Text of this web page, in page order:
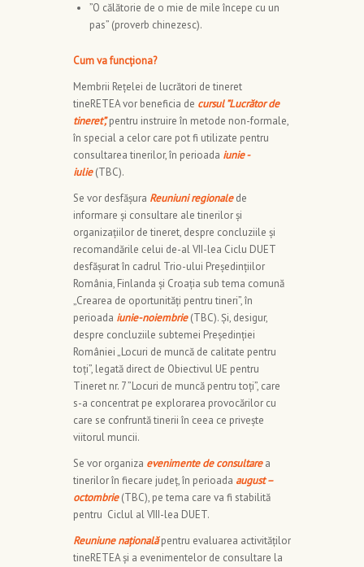
”O călătorie de o mie de mile începe cu un
pas” (proverb chinezesc).
Cum va funcționa?
Membrii Rețelei de lucrători de tineret
tineRETEA vor beneficia de cursul ”Lucrător de
tineret”,pentru instruire în metode non-formale,
în special a celor care pot fi utilizate pentru
consultarea tinerilor, în perioada iunie -
iulie(TBC).
Se vor desfășura Reuniuni regionalede
informare și consultare ale tinerilor și
organizațiilor de tineret, despre concluziile și
recomandările celui de-al VII-lea Ciclu DUET
desfășurat în cadrul Trio-ului Președințiilor
România, Finlanda și Croația sub tema comună
„Crearea de oportunități pentru tineri”, în
perioada iunie-noiembrie(TBC). Și, desigur,
despre concluziile subtemei Președinției
României „Locuri de muncă de calitate pentru
toți”, legată direct de Obiectivul UE pentru
Tineret nr. 7 ”Locuri de muncă pentru toți”, care
s-a concentrat pe explorarea provocărilor cu
care se confruntă tinerii în ceea ce privește
viitorul muncii.
Se vor organiza evenimente de consultarea
tinerilor în fiecare județ, în perioada august –
octombrie(TBC), pe tema care va fi stabilită
pentru Ciclul al VIII-lea DUET.
Reuniune naționalăpentru evaluarea activităților
tineRETEA și a evenimentelor de consultare la